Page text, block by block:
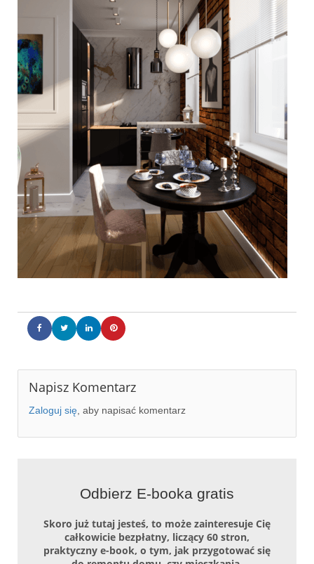
Napisz Komentarz
Zaloguj się , aby napisać komentarz
Odbierz E-booka gratis
Skoro już tutaj jesteś, to może zainteresuje Cię
całkowicie bezpłatny, liczący 60 stron,
praktyczny e-book, o tym, jak przygotować się